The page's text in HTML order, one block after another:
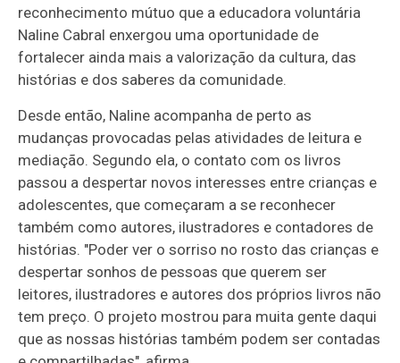
reconhecimento mútuo que a educadora voluntária
Naline Cabral enxergou uma oportunidade de
fortalecer ainda mais a valorização da cultura, das
histórias e dos saberes da comunidade.
Desde então, Naline acompanha de perto as
mudanças provocadas pelas atividades de leitura e
mediação. Segundo ela, o contato com os livros
passou a despertar novos interesses entre crianças e
adolescentes, que começaram a se reconhecer
também como autores, ilustradores e contadores de
histórias. "Poder ver o sorriso no rosto das crianças e
despertar sonhos de pessoas que querem ser
leitores, ilustradores e autores dos próprios livros não
tem preço. O projeto mostrou para muita gente daqui
que as nossas histórias também podem ser contadas